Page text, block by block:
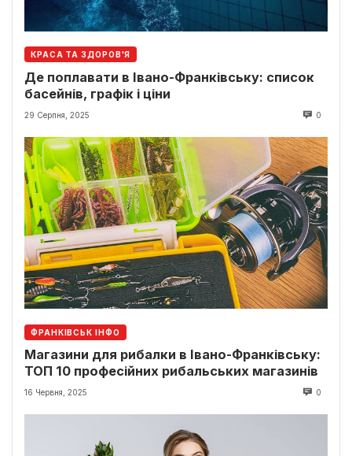
КРАСА ТА ЗДОРОВ'Я
Де поплавати в Івано-Франківську: список
басейнів, графік і ціни
29 Серпня, 2025 0
ФРАНКІВСЬК ІНФО
Магазини для рибалки в Івано-Франківську:
ТОП 10 професійних рибальських магазинів
16 Червня, 2025 0